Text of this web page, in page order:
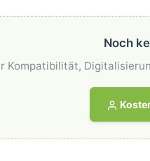
Noch
Kompatibilität,